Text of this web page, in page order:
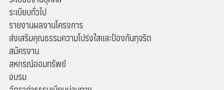
ระเบียบทั่วไป
รายงานผลงานโครงการ
ส่งเสริมคุณธรรมความโปร่งใสและป้องกันทุจริต
สมัครงาน
สหกรณ์ออมทรัพย์
อบรม